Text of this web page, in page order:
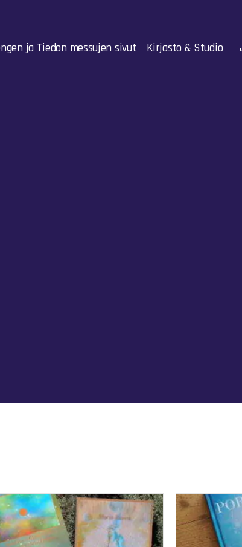
ja Tiedon messujen sivut Kirjasto & Studio